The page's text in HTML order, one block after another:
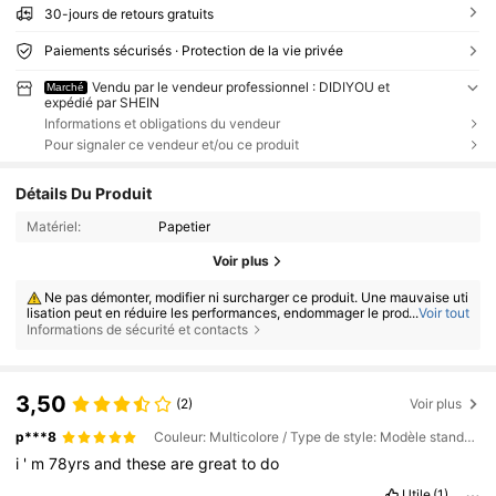
30-jours de retours gratuits
Paiements sécurisés · Protection de la vie privée
Marché
Vendu par le vendeur professionnel : DIDIYOU et
expédié par SHEIN
Informations et obligations du vendeur
Pour signaler ce vendeur et/ou ce produit
Détails Du Produit
Matériel: Papetier
Voir plus
Ne pas démonter, modifier ni surcharger ce produit. Une mauvaise uti
lisation peut en réduire les performances, endommager le produit et aug
menter le risque de blessure.
tion médicale susceptible de limiter leur activité physique, doivent cons
ulter un médecin ou un professionnel de santé qualifié avant utilisation.
déceler toute fissure, déchirure, usure, jeu, déformation ou autre signe d
e dommage. Cessez immédiatement l'utilisation en cas de défaut.
Utilisez ce produit uniquement sur une surface plane, stable, antidér
apante et dégagée. Les surfaces humides, irrégulières ou dangereuses
...Voir tout
Informations de sécurité et contacts
3,50 (2) Voir plus
p***8 Couleur: Multicolore / Type de style: Modèle standard / Taille: Rose
i ' m78yrsandthesearegreattodo